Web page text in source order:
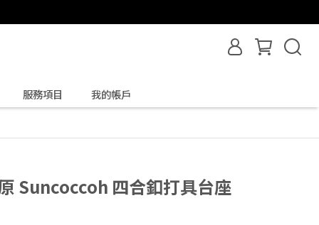
服務項目 我的帳戶
Suncoccoh 四合釦打具台座